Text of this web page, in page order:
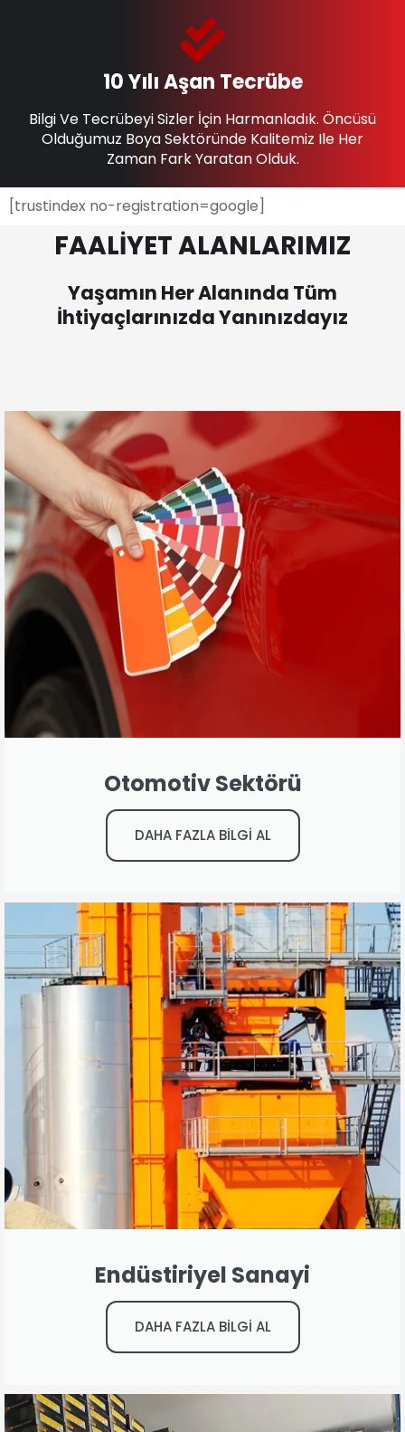
10 Yılı Aşan Tecrübe
Bilgi Ve Tecrübeyi Sizler İçin Harmanladık. Öncüsü
Olduğumuz Boya Sektöründe Kalitemiz Ile Her
Zaman Fark Yaratan Olduk.
[trustindex no-registration=google]
FAALİYET ALANLARIMIZ
Yaşamın Her Alanında Tüm
İhtiyaçlarınızda Yanınızdayız
Otomotiv Sektörü
DAHA FAZLA BİLGİ AL
Endüstiriyel Sanayi
DAHA FAZLA BİLGİ AL